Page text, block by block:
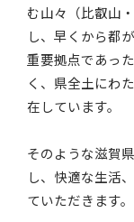
む山々（比叡山
し、早くから都
重要拠点であっ
く、県全土にわ
在しています。
そのような滋賀
し、快適な生活
ていただきます。